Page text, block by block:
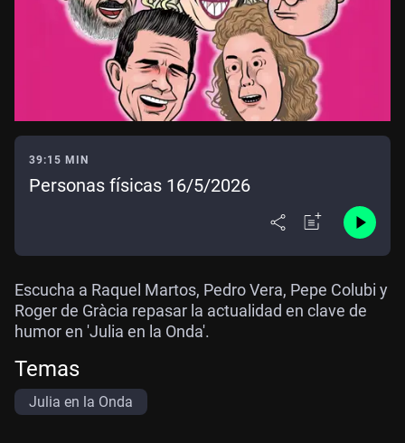
39:15 MIN
Personas físicas 16/5/2026
Escucha a Raquel Martos, Pedro Vera, Pepe Colubi y
Roger de Gràcia repasar la actualidad en clave de
humor en 'Julia en la Onda'.
Temas
Julia en la Onda